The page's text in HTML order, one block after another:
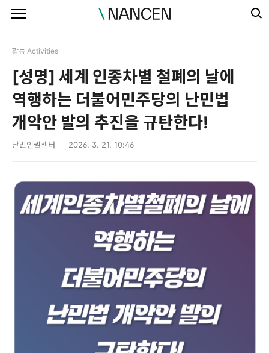
활동 Activities
[성명] 세계 인종차별 철폐의 날에
역행하는 더불어민주당의 난민법
개악안 발의 추진을 규탄한다!
난민인권센터 2026. 3. 21. 10:46